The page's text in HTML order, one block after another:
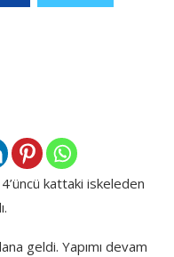
4’üncü kattaki iskeleden
geldi. Yapımı devam